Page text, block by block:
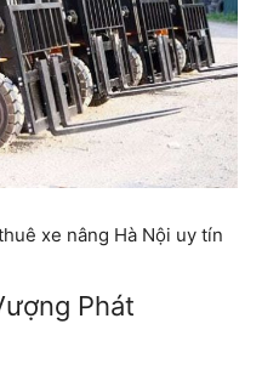
xe nâng Hà Nội uy tín
Phát